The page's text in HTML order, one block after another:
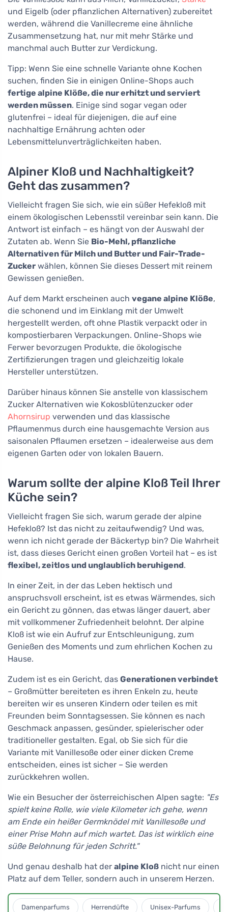
und Eigelb (oder pflanzlichen Alternativen) zubereitet
werden, während die Vanillecreme eine ähnliche
Zusammensetzung hat, nur mit mehr Stärke und
manchmal auch Butter zur Verdickung.
Tipp: Wenn Sie eine schnelle Variante ohne Kochen
suchen, finden Sie in einigen Online-Shops auch
fertige alpine Klöße, die nur erhitzt und serviert
werden müssen. Einige sind sogar vegan oder
glutenfrei – ideal für diejenigen, die auf eine
nachhaltige Ernährung achten oder
Lebensmittelunverträglichkeiten haben.
Alpiner Kloß und Nachhaltigkeit?
Geht das zusammen?
Vielleicht fragen Sie sich, wie ein süßer Hefekloß mit
einem ökologischen Lebensstil vereinbar sein kann. Die
Antwort ist einfach – es hängt von der Auswahl der
Zutaten ab. Wenn Sie Bio-Mehl, pflanzliche
Alternativen für Milch und Butter und Fair-Trade-
Zucker wählen, können Sie dieses Dessert mit reinem
Gewissen genießen.
Auf dem Markt erscheinen auch vegane alpine Klöße,
die schonend und im Einklang mit der Umwelt
hergestellt werden, oft ohne Plastik verpackt oder in
kompostierbaren Verpackungen. Online-Shops wie
Ferwer bevorzugen Produkte, die ökologische
Zertifizierungen tragen und gleichzeitig lokale
Hersteller unterstützen.
Darüber hinaus können Sie anstelle von klassischem
Zucker Alternativen wie Kokosblütenzucker oder
Ahornsirup verwenden und das klassische
Pflaumenmus durch eine hausgemachte Version aus
saisonalen Pflaumen ersetzen – idealerweise aus dem
eigenen Garten oder von lokalen Bauern.
Warum sollte der alpine Kloß Teil Ihrer
Küche sein?
Vielleicht fragen Sie sich, warum gerade der alpine
Hefekloß? Ist das nicht zu zeitaufwendig? Und was,
wenn ich nicht gerade der Bäckertyp bin? Die Wahrheit
ist, dass dieses Gericht einen großen Vorteil hat – es ist
flexibel, zeitlos und unglaublich beruhigend.
In einer Zeit, in der das Leben hektisch und
anspruchsvoll erscheint, ist es etwas Wärmendes, sich
ein Gericht zu gönnen, das etwas länger dauert, aber
mit vollkommener Zufriedenheit belohnt. Der alpine
Kloß ist wie ein Aufruf zur Entschleunigung, zum
Genießen des Moments und zum ehrlichen Kochen zu
Hause.
Zudem ist es ein Gericht, das Generationen verbindet
– Großmütter bereiteten es ihren Enkeln zu, heute
bereiten wir es unseren Kindern oder teilen es mit
Freunden beim Sonntagsessen. Sie können es nach
Geschmack anpassen, gesünder, spielerischer oder
traditioneller gestalten. Egal, ob Sie sich für die
Variante mit Vanillesoße oder einer dicken Creme
entscheiden, eines ist sicher – Sie werden
zurückkehren wollen.
Wie ein Besucher der österreichischen Alpen sagte: "Es
spielt keine Rolle, wie viele Kilometer ich gehe, wenn
am Ende ein heißer Germknödel mit Vanillesoße und
einer Prise Mohn auf mich wartet. Das ist wirklich eine
süße Belohnung für jeden Schritt."
Und genau deshalb hat der alpine Kloß nicht nur einen
Platz auf dem Teller, sondern auch in unserem Herzen.
Damenparfums Herrendüfte Unisex-Parfums